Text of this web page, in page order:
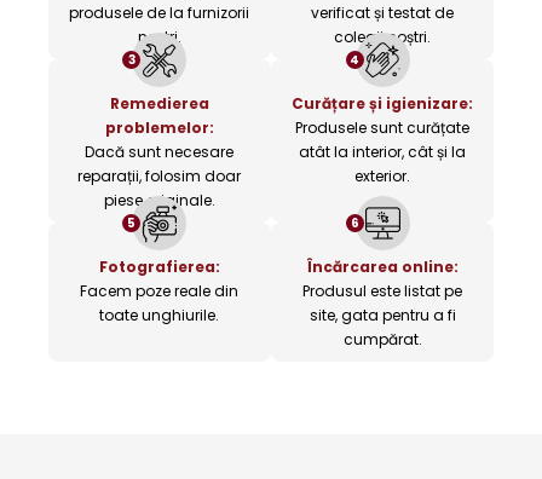
produsele de la furnizorii
noștri.
verificat și testat de
colegii noștri.
3
Remedierea
problemelor:
Dacă sunt necesare
reparații, folosim doar
piese originale.
4
Curățare și igienizare:
Produsele sunt curățate
atât la interior, cât și la
exterior.
5
Fotografierea:
Facem poze reale din
toate unghiurile.
6
Încărcarea online:
Produsul este listat pe
site, gata pentru a fi
cumpărat.